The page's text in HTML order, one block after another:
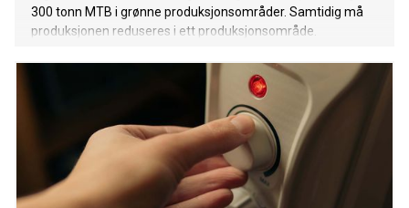
300 tonn MTB i grønne produksjonsområder. Samtidig må
produksjonen reduseres i ett produksjonsområde.